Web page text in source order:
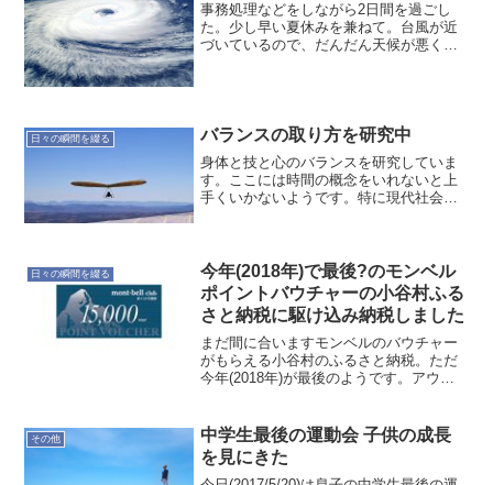
事務処理などをしながら2日間を過ごし
た。少し早い夏休みを兼ねて。台風が近
づいているので、だんだん天候が悪くな
日々の瞬間を綴る バランスの取り方を研究中
身体と技と心のバランスを研究していま
す。ここには時間の概念をいれないと上
手くいかないようです。特に現代社会で
で ”やるぞ！” って思...
日々の瞬間を綴る
今年(2018年)で最後?のモンベル
ポイントバウチャーの小谷村ふる
さと納税に駆け込み納税しました
まだ間に合いますモンベルのバウチャー
がもらえる小谷村のふるさと納税。ただ
今年(2018年)が最後のようです。アウト
れる最後のチャンスです。私は来年に向
けてのアウトドアグ...
その他
中学生最後の運動会 子供の成長
を見にきた